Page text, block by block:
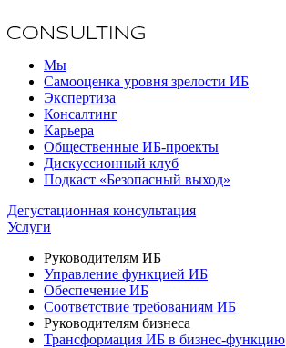
Мы
Самооценка уровня зрелости ИБ
Экспертиза
Консалтинг
Карьера
Общественные ИБ-проекты
Дискуссионный клуб
Подкаст «Безопасный выход»
Дегустационная консультация
Услуги
Руководителям ИБ
Управление функцией ИБ
Обеспечение ИБ
Соответствие требованиям ИБ
Руководителям бизнеса
Трансформация ИБ в бизнес-функцию